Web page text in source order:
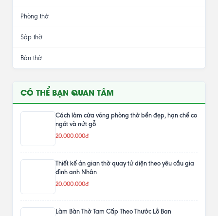
Phòng thờ
Sập thờ
Bàn thờ
CÓ THỂ BẠN QUAN TÂM
Cách làm cửa võng phòng thờ bền đẹp, hạn chế co
ngót và nứt gỗ
20.000.000đ
Thiết kế án gian thờ quay tứ diện theo yêu cầu gia
đình anh Nhân
20.000.000đ
Làm Bàn Thờ Tam Cấp Theo Thước Lỗ Ban